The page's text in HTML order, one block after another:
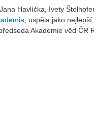
Havlíčka, Ivety
, uspěla jako
Akademie věd ČR